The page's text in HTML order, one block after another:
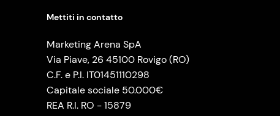
Mettiti in contatto
Marketing Arena SpA
Via Piave, 26 45100 Rovigo (RO)
C.F. e P.I. IT01451110298
Capitale sociale 50.000€
REA R.I. RO - 15879